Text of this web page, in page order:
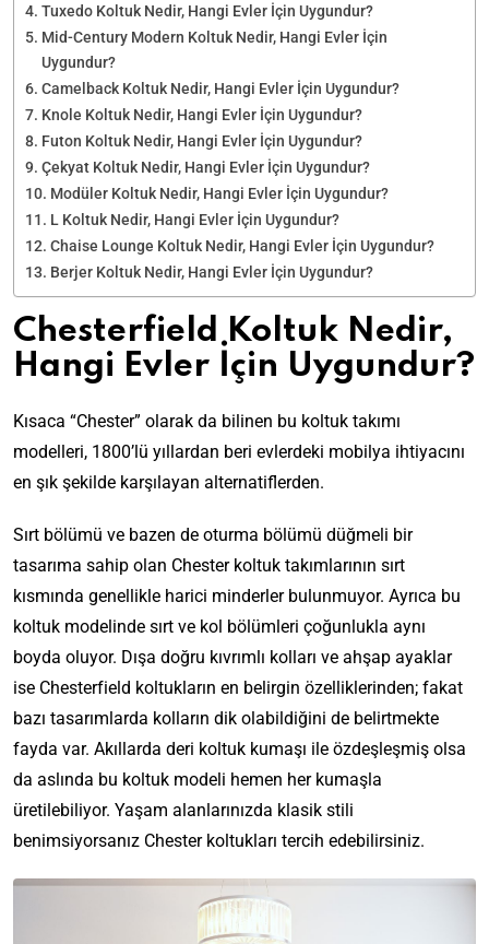
Tuxedo Koltuk Nedir, Hangi Evler İçin Uygundur?
Mid-Century Modern Koltuk Nedir, Hangi Evler İçin
Uygundur?
Camelback Koltuk Nedir, Hangi Evler İçin Uygundur?
Knole Koltuk Nedir, Hangi Evler İçin Uygundur?
Futon Koltuk Nedir, Hangi Evler İçin Uygundur?
Çekyat Koltuk Nedir, Hangi Evler İçin Uygundur?
Modüler Koltuk Nedir, Hangi Evler İçin Uygundur?
L Koltuk Nedir, Hangi Evler İçin Uygundur?
Chaise Lounge Koltuk Nedir, Hangi Evler İçin Uygundur?
Berjer Koltuk Nedir, Hangi Evler İçin Uygundur?
Chesterfield Koltuk Nedir,
Hangi Evler İçin Uygundur?
Kısaca “Chester” olarak da bilinen bu koltuk takımı
modelleri, 1800’lü yıllardan beri evlerdeki mobilya ihtiyacını
en şık şekilde karşılayan alternatiflerden.
Sırt bölümü ve bazen de oturma bölümü düğmeli bir
tasarıma sahip olan Chester koltuk takımlarının sırt
kısmında genellikle harici minderler bulunmuyor. Ayrıca bu
koltuk modelinde sırt ve kol bölümleri çoğunlukla aynı
boyda oluyor. Dışa doğru kıvrımlı kolları ve ahşap ayaklar
ise Chesterfield koltukların en belirgin özelliklerinden; fakat
bazı tasarımlarda kolların dik olabildiğini de belirtmekte
fayda var. Akıllarda deri koltuk kumaşı ile özdeşleşmiş olsa
da aslında bu koltuk modeli hemen her kumaşla
üretilebiliyor. Yaşam alanlarınızda klasik stili
benimsiyorsanız Chester koltukları tercih edebilirsiniz.